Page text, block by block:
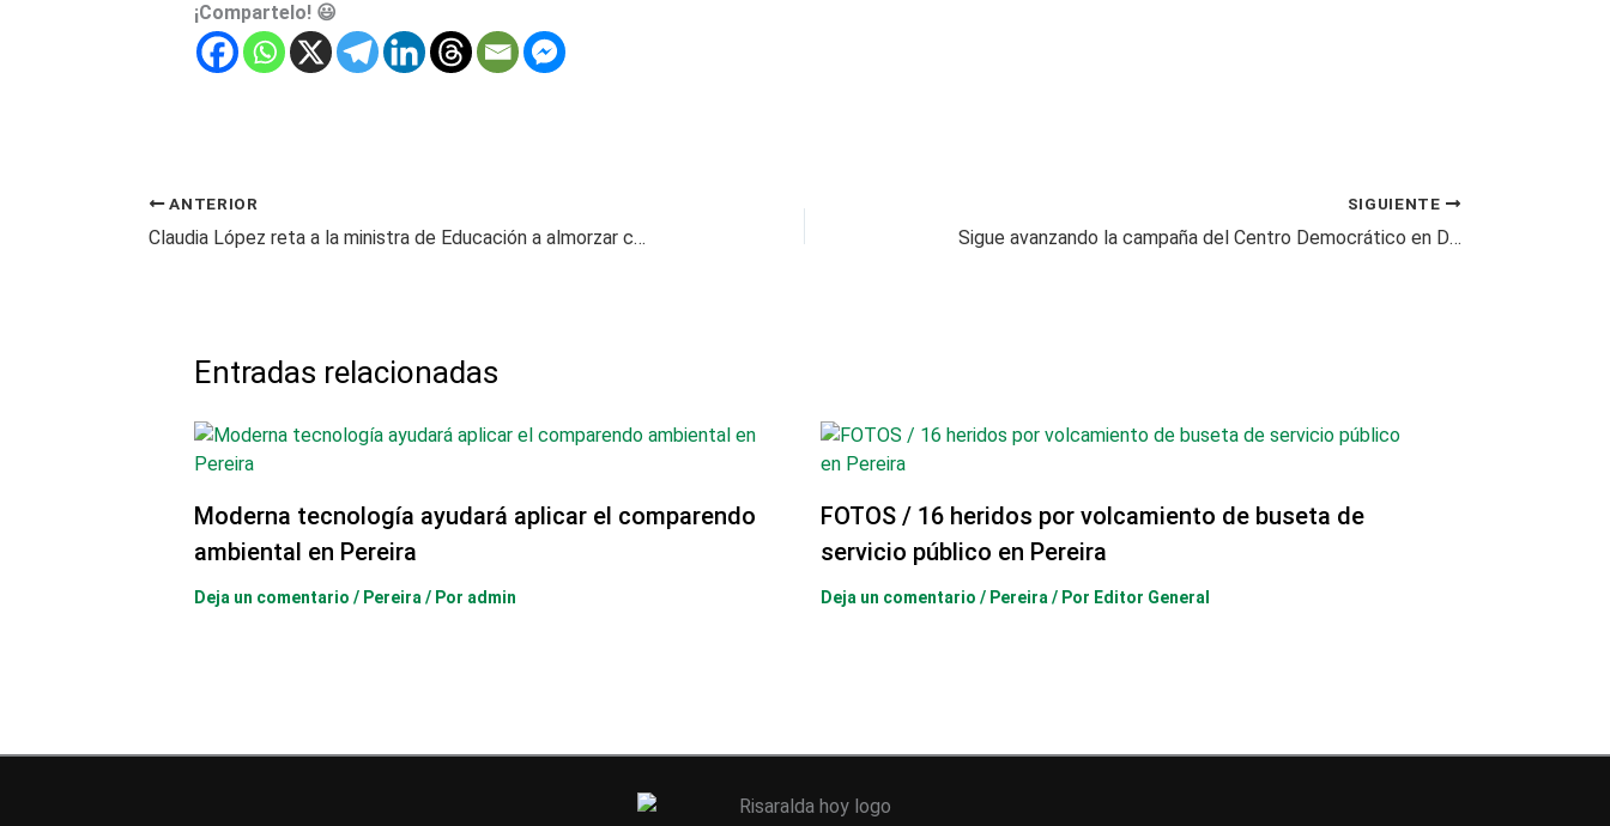
¡Compartelo! 😃
ANTERIOR
Claudia López reta a la ministra de Educación a almorzar con $900
SIGUIENTE
Sigue avanzando la campaña del Centro Democrático en Dosquebradas
Entradas relacionadas
Moderna tecnología ayudará aplicar el comparendo
ambiental en Pereira
Deja un comentario / Pereira / Por admin
FOTOS / 16 heridos por volcamiento de buseta de
servicio público en Pereira
Deja un comentario / Pereira / Por Editor General